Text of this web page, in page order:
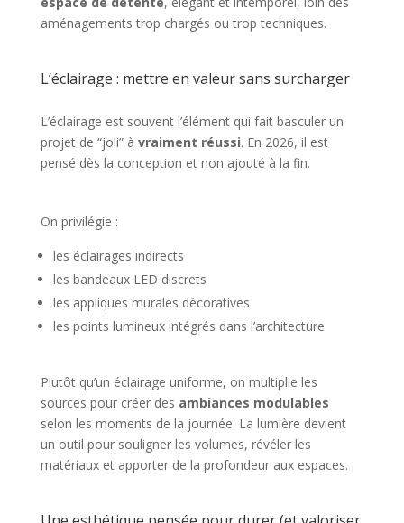
aménagements trop chargés ou trop techniques.
L’éclairage : mettre en valeur sans surcharger
L’éclairage est souvent l’élément qui fait basculer un
projet de “joli” à vraiment réussi. En 2026, il est
pensé dès la conception et non ajouté à la fin.
On privilégie :
les éclairages indirects
les bandeaux LED discrets
les appliques murales décoratives
les points lumineux intégrés dans l’architecture
Plutôt qu’un éclairage uniforme, on multiplie les
sources pour créer des ambiances modulables
selon les moments de la journée. La lumière devient
un outil pour souligner les volumes, révéler les
matériaux et apporter de la profondeur aux espaces.